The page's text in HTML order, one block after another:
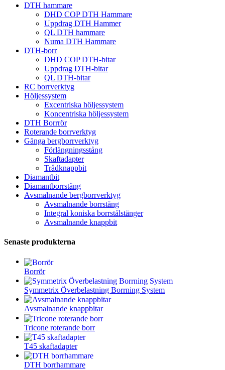
DTH hammare
DHD COP DTH Hammare
Uppdrag DTH Hammer
QL DTH hammare
Numa DTH Hammare
DTH-borr
DHD COP DTH-bitar
Uppdrag DTH-bitar
QL DTH-bitar
RC borrverktyg
Höljessystem
Excentriska höljessystem
Koncentriska höljessystem
DTH Borrrör
Roterande borrverktyg
Gänga bergborrverktyg
Förlängningsstång
Skaftadapter
Trådknappbit
Diamantbit
Diamantborrstång
Avsmalnande bergborrverktyg
Avsmalnande borrstång
Integral koniska borrstålstänger
Avsmalnande knappbit
Senaste produkterna
Borrör
Symmetrix Överbelastning Borrning System
Avsmalnande knappbitar
Tricone roterande borr
T45 skaftadapter
DTH borrhammare